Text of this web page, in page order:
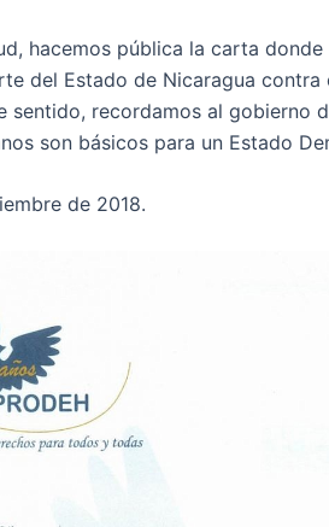
hacemos pública la carta
del Estado de Nicaragua
sentido, recordamos al
son básicos para un Estado
de 2018.